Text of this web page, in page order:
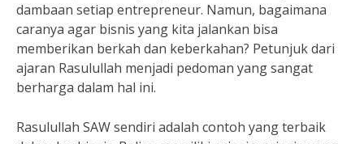
dambaan setiap entrepreneur. Namun, bagaimana
caranya agar bisnis yang kita jalankan bisa
memberikan berkah dan keberkahan? Petunjuk dari
ajaran Rasulullah menjadi pedoman yang sangat
berharga dalam hal ini.
Rasulullah SAW sendiri adalah contoh yang terbaik